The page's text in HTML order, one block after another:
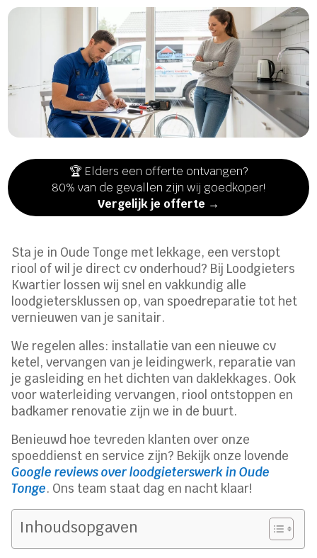
🏆 Elders een offerte ontvangen?
80% van de gevallen zijn wij goedkoper!
Vergelijk je offerte →
Sta je in Oude Tonge met lekkage, een verstopt
riool of wil je direct cv onderhoud? Bij Loodgieters
Kwartier lossen wij snel en vakkundig alle
loodgietersklussen op, van spoedreparatie tot het
vernieuwen van je sanitair.
We regelen alles: installatie van een nieuwe cv
ketel, vervangen van je leidingwerk, reparatie van
je gasleiding en het dichten van daklekkages. Ook
voor waterleiding vervangen, riool ontstoppen en
badkamer renovatie zijn we in de buurt.
Benieuwd hoe tevreden klanten over onze
spoeddienst en service zijn? Bekijk onze lovende
Google reviews over loodgieterswerk in Oude
Tonge. Ons team staat dag en nacht klaar!
Inhoudsopgaven